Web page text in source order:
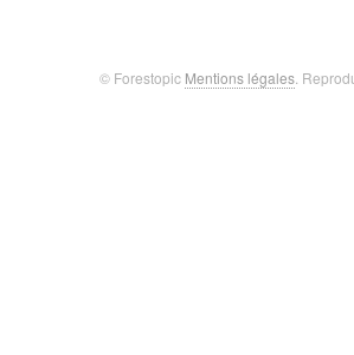
© Forestopic Mentions légales .